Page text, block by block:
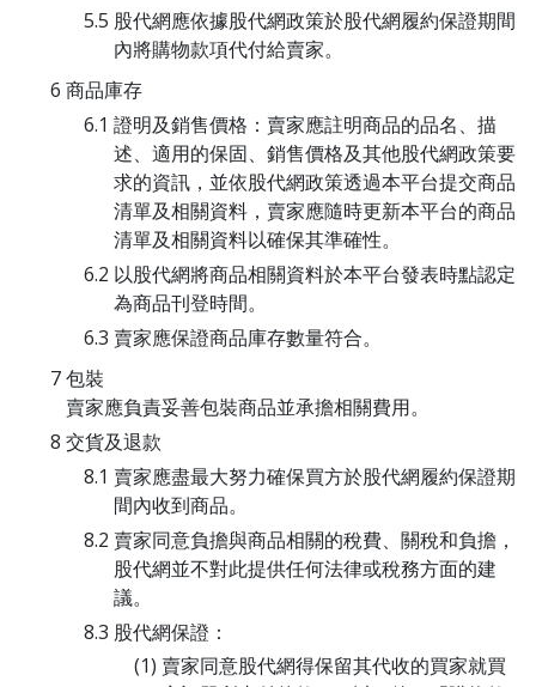
股代網應依據股代網政策於股代網履約保證期間
內將購物款項代付給賣家。
商品庫存
證明及銷售價格：賣家應註明商品的品名、描
述、適用的保固、銷售價格及其他股代網政策要
求的資訊，並依股代網政策透過本平台提交商品
清單及相關資料，賣家應隨時更新本平台的商品
清單及相關資料以確保其準確性。
以股代網將商品相關資料於本平台發表時點認定
為商品刊登時間。
賣家應保證商品庫存數量符合。
包裝
賣家應負責妥善包裝商品並承擔相關費用。
交貨及退款
賣家應盡最大努力確保買方於股代網履約保證期
間內收到商品。
賣家同意負擔與商品相關的稅費、關稅和負擔，
股代網並不對此提供任何法律或稅務方面的建
議。
股代網保證：
賣家同意股代網得保留其代收的買家就買